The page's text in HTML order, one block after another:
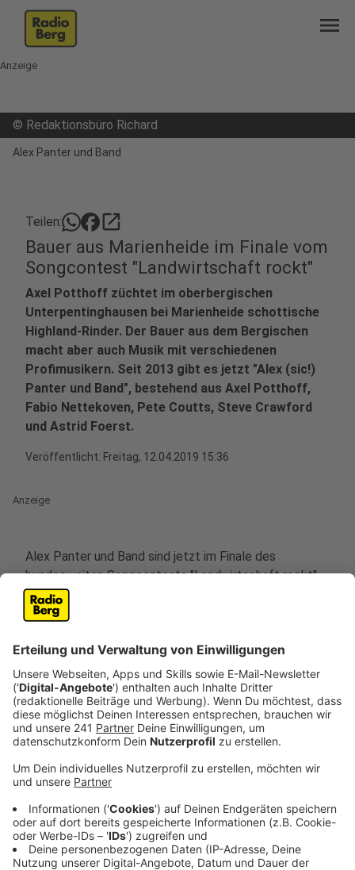
menu
Anzeige
© Redaktionsbüro Richard
Alex Panter und Band
Teilen: open_in_new
Bauer aus Marienheide im Finale vom
Songcontest "Landwirtschaft rockt"
Axel Potthoff züchtet im oberbergischen
Unterpentinghausen bei Marienheide schottische
Highland-Rinder. Der Bauer aus dem Bergischen
macht aber auch Musik mit verschiedenen
Profimusikern. Seit 2013 gibt es jetzt "Alex (sic!)
Panter und Band", bestehend aus Axel Potthoff,
Fabio Nettekoven, Pete Coutts, Steve Crawford
und Astrid Foerst.
Veröffentlicht: Freitag, 12.04.2019 15:36
Anzeige
Alex Panter und Band sind jetzt im Finale des
bundesweiten Songcontests "Landwirtschaft rockt".
Den Wettbewerb hat der Landwirtschaftsverlag
Münster zusammen mit dem Musiker Henning Wehland
zu zeigen: das Landleben rockt!
Anzeige
Unter den ersten Dreien von über 80
Bewerbern
Anzeige
Über 80 Leute vom Land aus ganz Deutschland haben
sich beworben und bei "Landwirtschaft rockt"